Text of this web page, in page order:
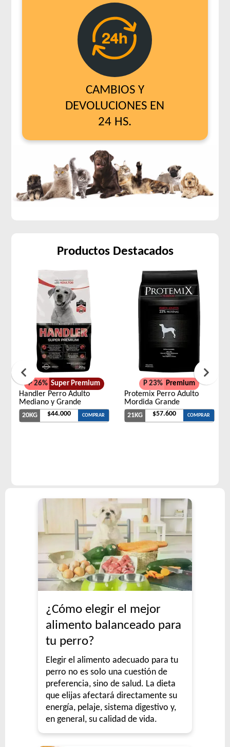
CAMBIOS Y
DEVOLUCIONES EN
24 HS.
Productos Destacados
P 26% Super Premium
Handler Perro Adulto
Mediano y Grande
20KG $44.000 COMPRAR
P 23% Premium
Protemix Perro Adulto
Mordida Grande
21KG $57.600 COMPRAR
¿Cómo elegir el mejor
alimento balanceado para
tu perro?
Elegir el alimento adecuado para tu
perro no es solo una cuestión de
preferencia, sino de salud. La dieta
que elijas afectará directamente su
energía, pelaje, sistema digestivo y,
en general, su calidad de vida.